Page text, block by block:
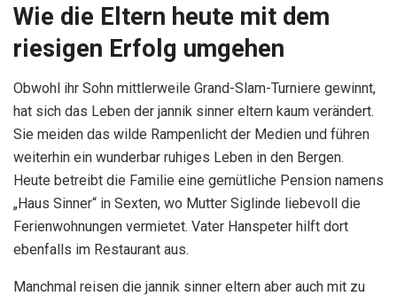
Wie die Eltern heute mit dem
riesigen Erfolg umgehen
Obwohl ihr Sohn mittlerweile Grand-Slam-Turniere gewinnt,
hat sich das Leben der jannik sinner eltern kaum verändert.
Sie meiden das wilde Rampenlicht der Medien und führen
weiterhin ein wunderbar ruhiges Leben in den Bergen.
Heute betreibt die Familie eine gemütliche Pension namens
„Haus Sinner“ in Sexten, wo Mutter Siglinde liebevoll die
Ferienwohnungen vermietet. Vater Hanspeter hilft dort
ebenfalls im Restaurant aus.
Manchmal reisen die jannik sinner eltern aber auch mit zu